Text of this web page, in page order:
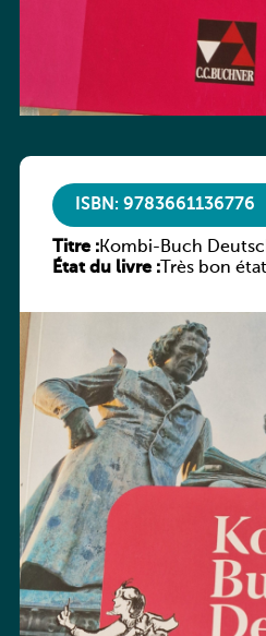
ISBN: 9783661136776
Titre :Kombi-Buch
Ausgabe Luxemburg)
État du livre :Très bon état